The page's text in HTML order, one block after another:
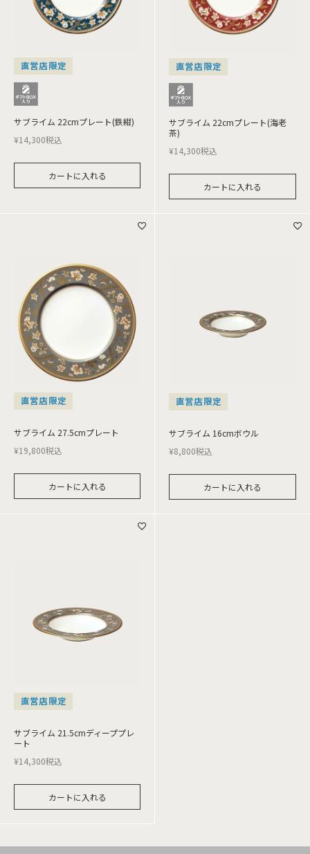
直営店限定
サブライム 22cmプレート(鉄紺)
¥14,300税込
カートに入れる
直営店限定
サブライム 22cmプレート(海老
茶)
¥14,300税込
カートに入れる
直営店限定
サブライム 27.5cmプレート
¥19,800税込
カートに入れる
直営店限定
サブライム 16cmボウル
¥8,800税込
カートに入れる
直営店限定
サブライム 21.5cmディーププレ
ート
¥14,300税込
カートに入れる